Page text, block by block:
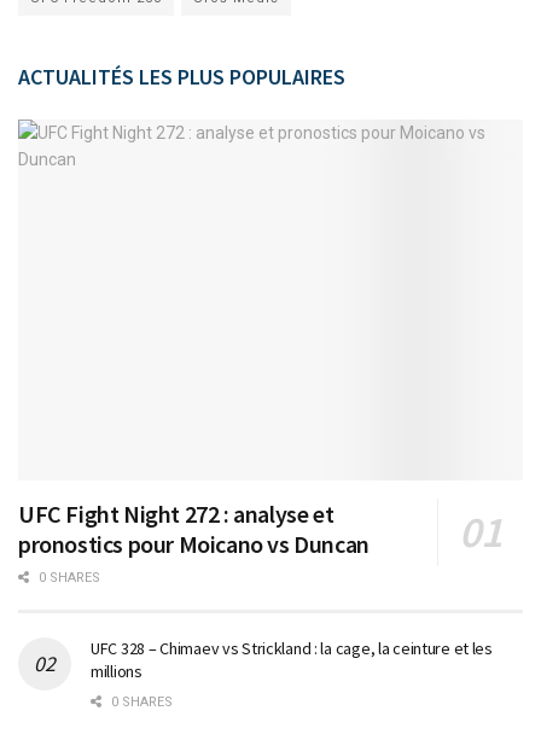
ACTUALITÉS LES PLUS POPULAIRES
UFC Fight Night 272 : analyse et
pronostics pour Moicano vs Duncan
0 SHARES
UFC 328 – Chimaev vs Strickland : la cage, la ceinture et les
millions
0 SHARES